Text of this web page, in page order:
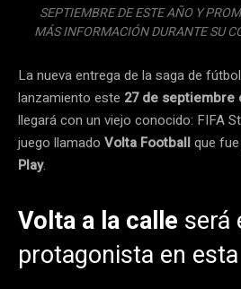
SEPTIEMBRE DE ESTE AÑO Y
MÁS INFORMACIÓN DURANTE SU
La nueva entrega de la saga de fútbol
lanzamiento este 27 de septiembre
llegará con un viejo conocido: FIFA
juego llamado Volta Footballque
Play.
Volta a la calle será
protagonista en